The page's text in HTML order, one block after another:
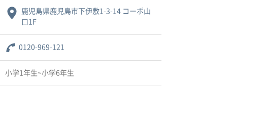
鹿児島県鹿児島市下伊敷1-3-14 コーポ山
口1F
0120-969-121
小学1年生~小学6年生